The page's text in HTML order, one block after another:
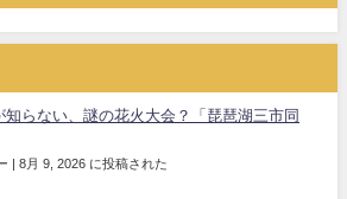
知らない、謎の花火大会？「琵琶湖三市同
8月 9, 2026 に投稿された